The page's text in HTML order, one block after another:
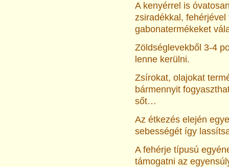
A kenyérrel is
zsiradékkal,
gabonatermékeket
Zöldséglevekből 3-4
lenne kerülni.
Zsírokat, olajokat
bármennyit
sőt…
Az étkezés elején
sebességét így
A fehérje típusú
támogatni az